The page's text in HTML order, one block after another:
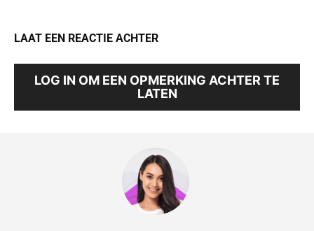
LAAT EEN REACTIE ACHTER
LOG IN OM EEN OPMERKING ACHTER TE
LATEN